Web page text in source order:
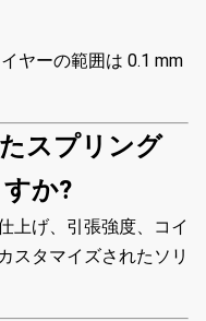
ヤーの範囲は 0.1 mm
スプリング
か?
上げ、引張強度、コイ
スタマイズされたソリ